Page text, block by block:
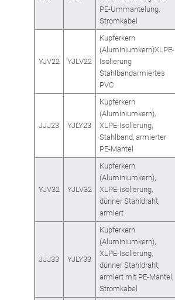
PE-Ummantelung,
Stromkabel
YJV22 YJLV22
Kupferkern
(Aluminiumkern)XLPE-
Isolierung
Stahlbandarmiertes
PVC
JJJ23 YJLY23
Kupferkern
(Aluminiumkern),
XLPE-Isolierung,
Stahlband, armierter
PE-Mantel
YJV32 YJLV32
Kupferkern
(Aluminiumkern),
XLPE-Isolierung,
dünner Stahldraht,
armiert
JJJ33 YJLY33
Kupferkern
(Aluminiumkern),
XLPE-Isolierung,
dünner Stahldraht,
armiert mit PE-Mantel,
Stromkabel